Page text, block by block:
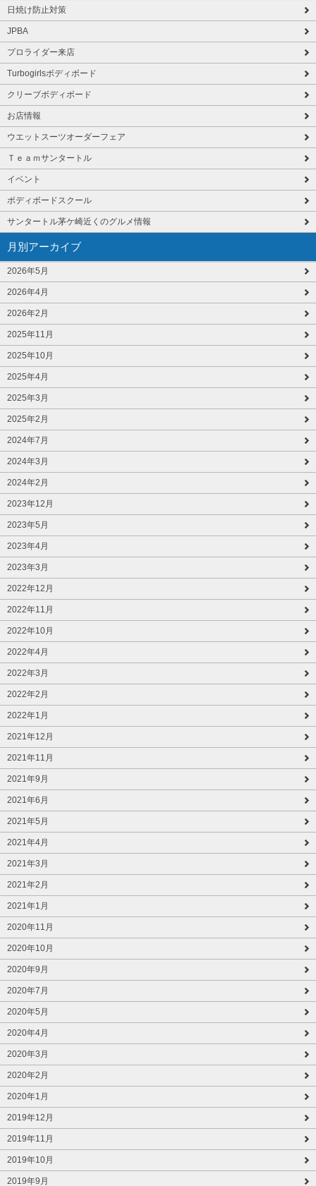
日焼け防止対策
JPBA
プロライダー来店
Turbogirlsボディボード
クリーブボディボード
お店情報
ウエットスーツオーダーフェア
Ｔｅａｍサンタートル
イベント
ボディボードスクール
サンタートル茅ケ崎近くのグルメ情報
月別アーカイブ
2026年5月
2026年4月
2026年2月
2025年11月
2025年10月
2025年4月
2025年3月
2025年2月
2024年7月
2024年3月
2024年2月
2023年12月
2023年5月
2023年4月
2023年3月
2022年12月
2022年11月
2022年10月
2022年4月
2022年3月
2022年2月
2022年1月
2021年12月
2021年11月
2021年9月
2021年6月
2021年5月
2021年4月
2021年3月
2021年2月
2021年1月
2020年11月
2020年10月
2020年9月
2020年7月
2020年5月
2020年4月
2020年3月
2020年2月
2020年1月
2019年12月
2019年11月
2019年10月
2019年9月